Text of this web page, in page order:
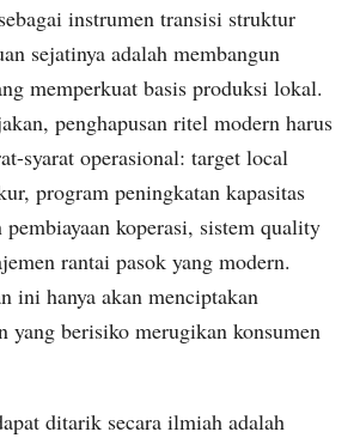
instrumen transisi struktur
sejatinya adalah membangun
memperkuat basis produksi lokal.
penghapusan ritel modern harus
syarat operasional: target local
program peningkatan kapasitas
koperasi, sistem quality
rantai pasok yang modern.
ini hanya akan menciptakan
yang berisiko merugikan konsumen
ditarik secara ilmiah adalah